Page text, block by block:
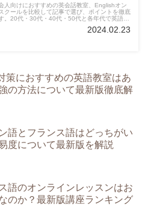
人向けにおすすめの英会話教室、Englishオン
クールを比較して記事で選び、ポイントを徹底
。20代・30代・40代・50代と各年代で英語の
仕事をするチャンスも生まれてきますので、ぜ
2024.02.23
策におすすめの英語教室はあ
の方法について最新版徹底解
語とフランス語はどっちがい
度について最新版を解説
語のオンラインレッスンはお
のか？最新版講座ランキング